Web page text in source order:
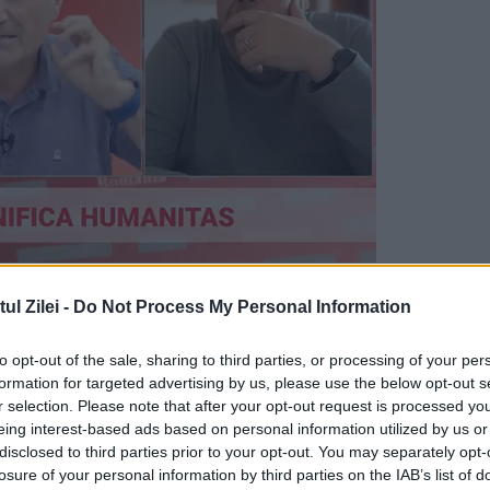
Zilei - Do Not Process My Personal Information
opt-out of the sale, sharing to third parties, or processing of your
for targeted advertising by us, please use the below opt-out
selection. Please note that after your opt-out request is processed
interest-based ads based on personal information utilized by us
to third parties prior to your opt-out. You may separately
of your personal information by third parties on the IAB’s list of
faptul că în decembrie 2013 peste
Copşa Mică au ajuns în judeţul Hunedoara,
ilegal la un cuptor din Teliuc, lângă
semnalat autorităților locale o poluare cu
măsurătorile efectuate în zonă de
concentrații de plumb în sol de 800 de ori